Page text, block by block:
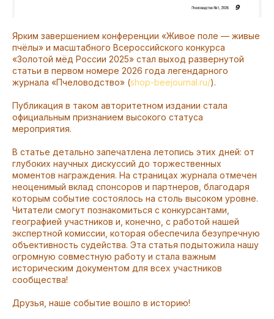
Ярким завершением конференции «Живое поле — живые
пчёлы» и масштабного Всероссийского конкурса
«Золотой мёд России 2025» стал выход развернутой
статьи в первом номере 2026 года легендарного
журнала «Пчеловодство» (shop-beejournal.ru/).
Публикация в таком авторитетном издании стала
официальным признанием высокого статуса
мероприятия.
В статье детально запечатлена летопись этих дней: от
глубоких научных дискуссий до торжественных
моментов награждения. На страницах журнала отмечен
неоценимый вклад спонсоров и партнеров, благодаря
которым событие состоялось на столь высоком уровне.
Читатели смогут познакомиться с конкурсантами,
географией участников и, конечно, с работой нашей
экспертной комиссии, которая обеспечила безупречную
объективность судейства. Эта статья подытожила нашу
огромную совместную работу и стала важным
историческим документом для всех участников
сообщества!
Друзья, наше событие вошло в историю!